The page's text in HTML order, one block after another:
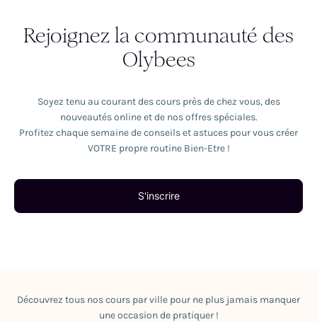
Rejoignez la communauté des
Olybees
Soyez tenu au courant des cours près de chez vous, des
nouveautés online et de nos offres spéciales.
Profitez chaque semaine de conseils et astuces pour vous créer
VOTRE propre routine Bien-Etre !
S'inscrire
Découvrez tous nos cours par ville pour ne plus jamais manquer
une occasion de pratiquer !